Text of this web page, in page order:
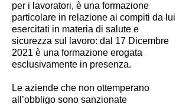
per i lavoratori, è una formazione
particolare in relazione ai compiti da lui
esercitati in materia di salute e
sicurezza sul lavoro: dal 17 Dicembre
2021 è una formazione erogata
esclusivamente in presenza.
Le aziende che non ottemperano
all’obbligo sono sanzionate